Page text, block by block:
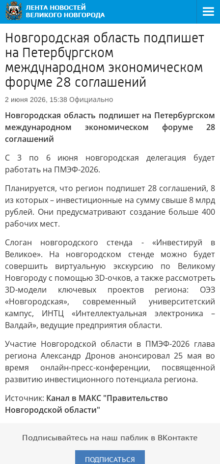
Новгородская область подпишет
на Петербургском
международном экономическом
форуме 28 соглашений
2 июня 2026, 15:38 Официально
Новгородская область подпишет на Петербургском
международном экономическом форуме 28
соглашений
С 3 по 6 июня новгородская делегация будет
работать на ПМЭФ-2026.
Планируется, что регион подпишет 28 соглашений, 8
из которых – инвестиционные на сумму свыше 8 млрд
рублей. Они предусматривают создание больше 400
рабочих мест.
Слоган новгородского стенда - «Инвестируй в
Великое». На новгородском стенде можно будет
совершить виртуальную экскурсию по Великому
Новгороду с помощью 3D-очков, а также рассмотреть
3D-модели ключевых проектов региона: ОЭЗ
«Новгородская», современный университетский
кампус, ИНТЦ «Интеллектуальная электроника –
Валдай», ведущие предприятия области.
Участие Новгородской области в ПМЭФ-2026 глава
региона Александр Дронов анонсировал 25 мая во
время онлайн-пресс-конференции, посвященной
развитию инвестиционного потенциала региона.
Источник: Канал в МАКС "Правительство
Новгородской области"
Подписывайтесь на наш паблик в ВКонтакте
ПОДПИСАТЬСЯ